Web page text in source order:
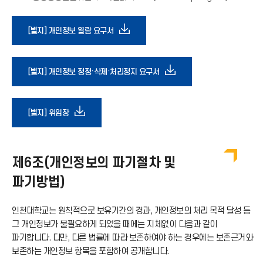
[별지] 개인정보 열람 요구서 다
운
로
콘
[별지] 개인정보 정정·삭제·처리정지 요구서 다
드
이
콘
[별지] 위임장다
로
아
제6조(개인정보의 파기절차 및
파기방법)
인천대학교는 원칙적으로 보유기간의 경과, 개인정보의 처리 목적 달성 등
그 개인정보가 불필요하게 되었을 때에는 지체없이 다음과 같이
파기합니다. 다만, 다른 법률에 따라 보존하여야 하는 경우에는 보존근거와
보존하는 개인정보 항목을 포함하여 공개합니다.